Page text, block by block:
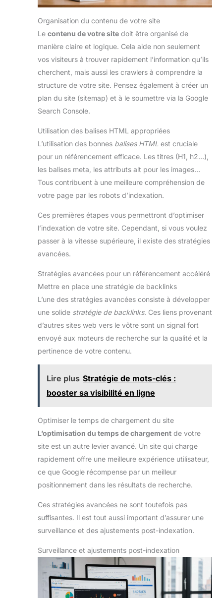
Organisation du contenu de votre site
Le contenu de votre site doit être organisé de
manière claire et logique. Cela aide non seulement
vos visiteurs à trouver rapidement l’information qu’ils
cherchent, mais aussi les crawlers à comprendre la
structure de votre site. Pensez également à créer un
plan du site (sitemap) et à le soumettre via la Google
Search Console.
Utilisation des balises HTML appropriées
L’utilisation des bonnes balises HTML est cruciale
pour un référencement efficace. Les titres (H1, h2…),
les balises meta, les attributs alt pour les images…
Tous contribuent à une meilleure compréhension de
votre page par les robots d’indexation.
Ces premières étapes vous permettront d’optimiser
l’indexation de votre site. Cependant, si vous voulez
passer à la vitesse supérieure, il existe des stratégies
avancées.
Stratégies avancées pour un référencement accéléré
Mettre en place une stratégie de backlinks
L’une des stratégies avancées consiste à développer
une solide stratégie de backlinks. Ces liens provenant
d’autres sites web vers le vôtre sont un signal fort
envoyé aux moteurs de recherche sur la qualité et la
pertinence de votre contenu.
Lire plus Stratégie de mots-clés :
booster sa visibilité en ligne
Optimiser le temps de chargement du site
L’optimisation du temps de chargement de votre
site est un autre levier avancé. Un site qui charge
rapidement offre une meilleure expérience utilisateur,
ce que Google récompense par un meilleur
positionnement dans les résultats de recherche.
Ces stratégies avancées ne sont toutefois pas
suffisantes. Il est tout aussi important d’assurer une
surveillance et des ajustements post-indexation.
Surveillance et ajustements post-indexation